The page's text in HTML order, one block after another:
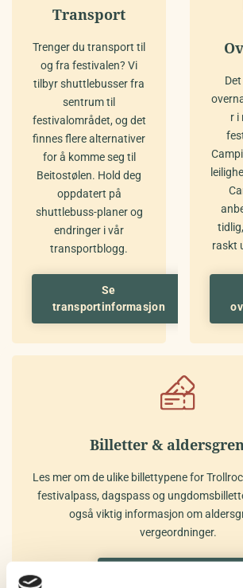
Transport
Trenger du transport til
og fra festivalen? Vi
tilbyr shuttlebusser fra
sentrum til
festivalområdet, og det
finnes flere alternativer
for å komme seg til
Beitostølen. Hold deg
oppdatert på
shuttlebuss-planer og
endringer i vår
transportblogg.
Se
transportinformasjon
r i
raskt
Billetter &
Les mer om de ulike billettypene for
festivalpass, dagspass og
også viktig informasjon om
vergeordninger.